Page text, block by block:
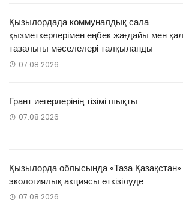
Қызылордада коммуналдық сала
қызметкерлерімен еңбек жағдайы мен
тазалығы мәселелері талқыланды
07.08.2026
Грант иегерлерінің тізімі шықты
07.08.2026
Қызылорда облысында «Таза Қазақстан»
экологиялық акциясы өткізілуде
07.08.2026